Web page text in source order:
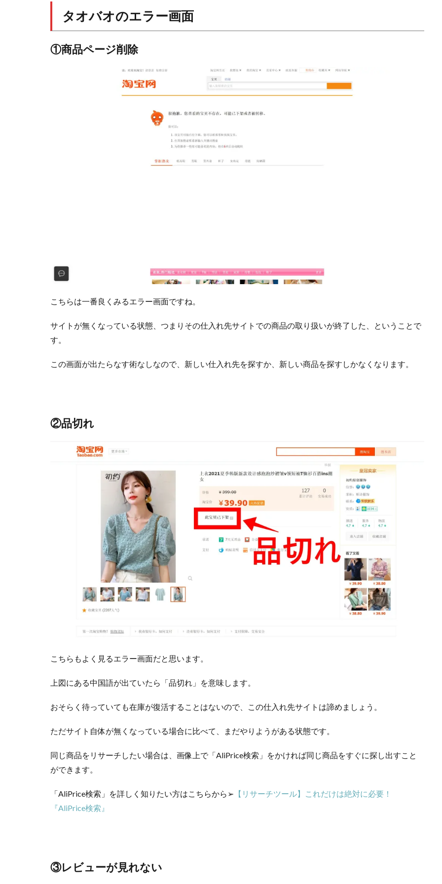
タオバオのエラー画面
①商品ページ削除
こちらは一番良くみるエラー画面ですね。
サイトが無くなっている状態、つまりその仕入れ先サイトでの商品の取り扱いが終了した、ということで
す。
この画面が出たらなす術なしなので、新しい仕入れ先を探すか、新しい商品を探すしかなくなります。
②品切れ
こちらもよく見るエラー画面だと思います。
上図にある中国語が出ていたら「品切れ」を意味します。
おそらく待っていても在庫が復活することはないので、この仕入れ先サイトは諦めましょう。
ただサイト自体が無くなっている場合に比べて、まだやりようがある状態です。
同じ商品をリサーチしたい場合は、画像上で「AliPrice検索」をかければ同じ商品をすぐに探し出すこと
ができます。
「AliPrice検索」を詳しく知りたい方はこちらから➢ 【リサーチツール】これだけは絶対に必要！
『AliPrice検索』
③レビューが見れない